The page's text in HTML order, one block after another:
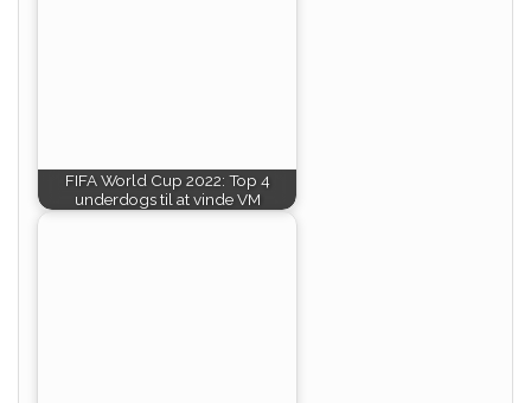
FIFA World Cup 2022: Top 4
underdogs til at vinde VM